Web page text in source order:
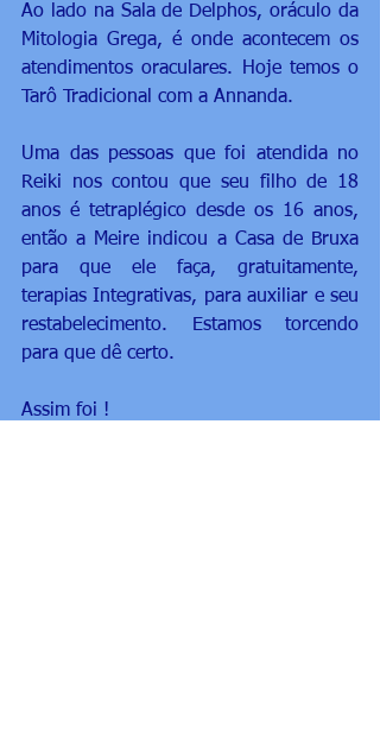
Ao lado na Sala de Delphos, oráculo da
Mitologia Grega, é onde acontecem os
atendimentos oraculares. Hoje temos o
Tarô Tradicional com a Annanda.
Uma das pessoas que foi atendida no
Reiki nos contou que seu filho de 18
anos é tetraplégico desde os 16 anos,
então a Meire indicou a Casa de Bruxa
para que ele faça, gratuitamente,
terapias Integrativas, para auxiliar e seu
restabelecimento. Estamos torcendo
para que dê certo.
Assim foi !